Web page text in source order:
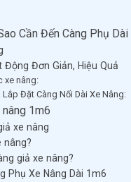
Cần Đến Càng Phụ Dài
Động Đơn Giản, Hiệu Quả
xe nâng:
Đặt Càng Nối Dài Xe Nâng:
1m6
xe nâng
nâng?
giả xe nâng?
Phụ Xe Nâng Dài 1m6